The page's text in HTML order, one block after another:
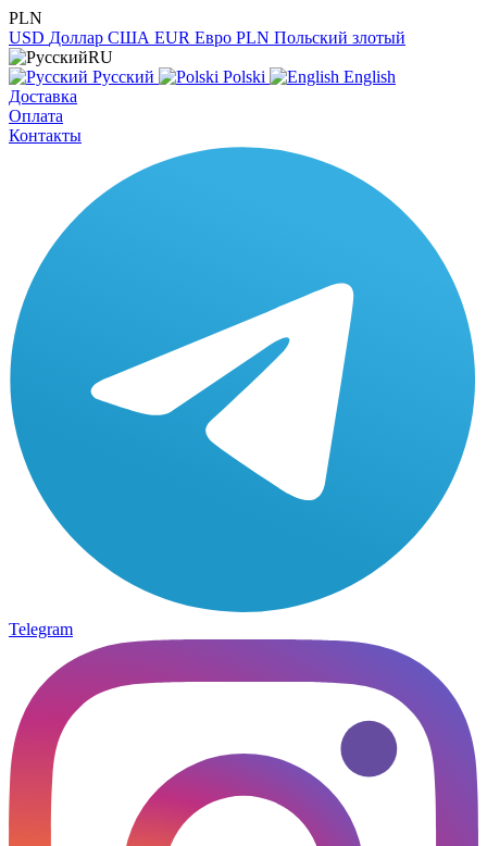
PLN
USD Доллар США EUR Евро PLN Польский злотый
RU
Русский
Polski
English
Доставка
Оплата
Контакты
Telegram